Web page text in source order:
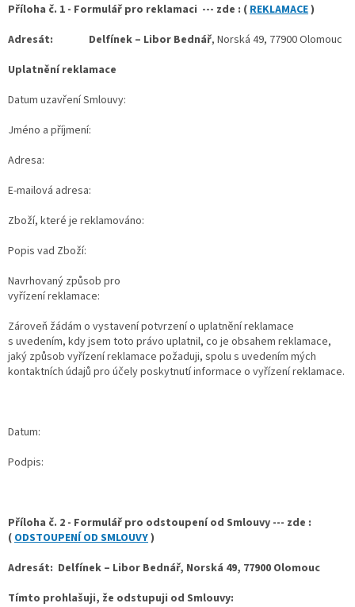
Příloha č. 1 - Formulář pro reklamaci --- zde : ( REKLAMACE)
Adresát: Delfínek – Libor Bednář, Norská 49, 77900 Olomouc
Uplatnění reklamace
Datum uzavření Smlouvy:
Jméno a příjmení:
Adresa:
E-mailová adresa:
Zboží, které je reklamováno:
Popis vad Zboží:
Navrhovaný způsob pro
vyřízení reklamace:
Zároveň žádám o vystavení potvrzení o uplatnění reklamace
s uvedením, kdy jsem toto právo uplatnil, co je obsahem reklamace,
jaký způsob vyřízení reklamace požaduji, spolu s uvedením mých
kontaktních údajů pro účely poskytnutí informace o vyřízení reklamace.
Datum:
Podpis:
Příloha č. 2 - Formulář pro odstoupení od Smlouvy --- zde :
( ODSTOUPENÍ OD SMLOUVY)
Adresát: Delfínek – Libor Bednář, Norská 49, 77900 Olomouc
Tímto prohlašuji, že odstupuji od Smlouvy: